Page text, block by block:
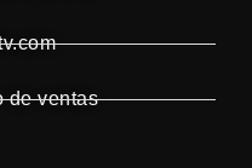
de ventas